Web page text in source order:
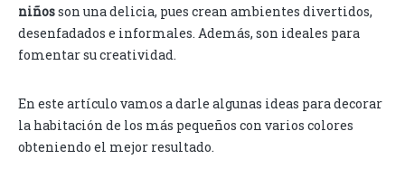
niñosson una delicia, pues crean ambientes divertidos,
desenfadados e informales. Además, son ideales para
fomentar su creatividad.
En este artículo vamos a darle algunas ideas para decorar
la habitación de los más pequeños con varios colores
obteniendo el mejor resultado.